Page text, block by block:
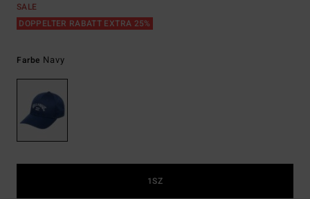
SALE
DOPPELTER RABATT EXTRA 25%
Farbe Navy
1SZ